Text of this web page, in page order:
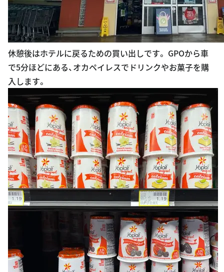
休憩後はホテルに戻るための買い出しです。 GPOから車
で5分ほどにある、オカペイレスでドリンクやお菓子を購
入します。